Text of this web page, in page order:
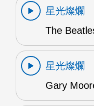
星光燦爛
The
星光燦爛
Gary